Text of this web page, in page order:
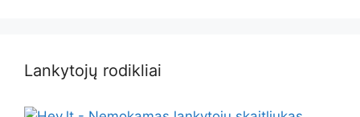
Lankytojų rodikliai